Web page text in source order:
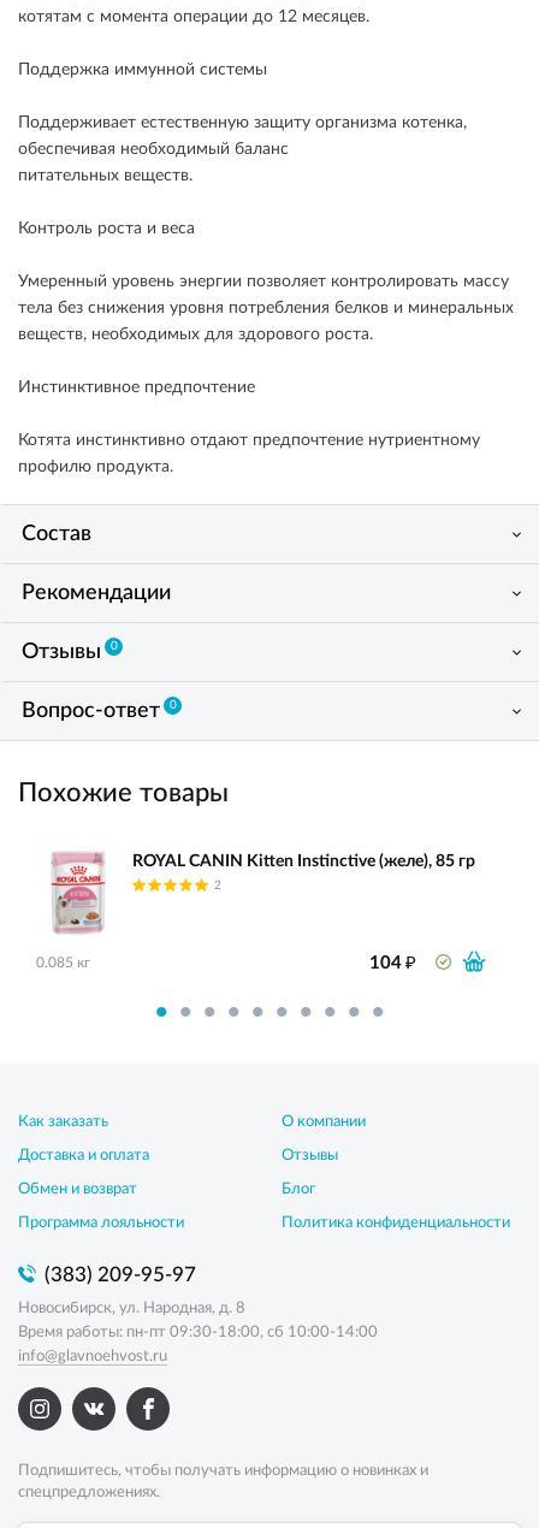
котятам с момента операции до 12 месяцев.
Поддержка иммунной системы
Поддерживает естественную защиту организма котенка,
обеспечивая необходимый баланс
питательных веществ.
Контроль роста и веса
Умеренный уровень энергии позволяет контролировать массу
тела без снижения уровня потребления белков и минеральных
веществ, необходимых для здорового роста.
Инстинктивное предпочтение
Котята инстинктивно отдают предпочтение нутриентному
профилю продукта.
Состав
Рекомендации
Отзывы 0
Вопрос-ответ 0
Похожие товары
ROYAL CANIN Kitten Instinctive (желе), 85 гр
2
0.085 кг 104₽
Как заказать
Доставка и оплата
Обмен и возврат
Программа лояльности
О компании
Отзывы
Блог
Политика конфиденциальности
(383) 209-95-97
Новосибирск, ул. Народная, д. 8
Время работы: пн-пт 09:30-18:00, сб 10:00-14:00
info@glavnoehvost.ru
Подпишитесь, чтобы получать информацию о новинках и
спецпредложениях.